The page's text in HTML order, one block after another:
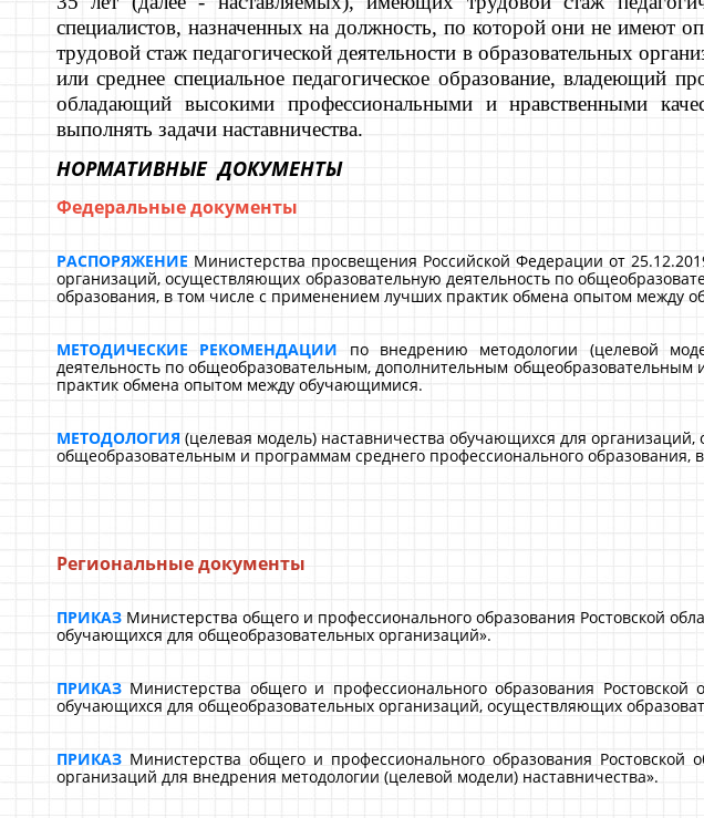
специалистов, назначенных на должность, по которой они не имеют
трудовой стаж педагогической деятельности в образовательных
или среднее специальное педагогическое образование, владеющий
обладающий высокими профессиональными и нравственными
выполнять задачи наставничества.
НОРМАТИВНЫЕ ДОКУМЕНТЫ
Федеральные документы
РАСПОРЯЖЕНИЕ Министерства просвещения Российской Федерации от
организаций, осуществляющих образовательную деятельность по
образования, в том числе с применением лучших практик обмена опытом между
МЕТОДИЧЕСКИЕ РЕКОМЕНДАЦИИ по внедрению методологии (целевой
деятельность по общеобразовательным, дополнительным
практик обмена опытом между обучающимися.
МЕТОДОЛОГИЯ (целевая модель) наставничества обучающихся для
общеобразовательным и программам среднего профессионального
Региональные документы
ПРИКАЗ Министерства общего и профессионального образования Ростовской
обучающихся для общеобразовательных организаций».
ПРИКАЗ Министерства общего и профессионального образования
обучающихся для общеобразовательных организаций, осуществляющих
ПРИКАЗ Министерства общего и профессионального образования
организаций для внедрения методологии (целевой модели) наставничества».